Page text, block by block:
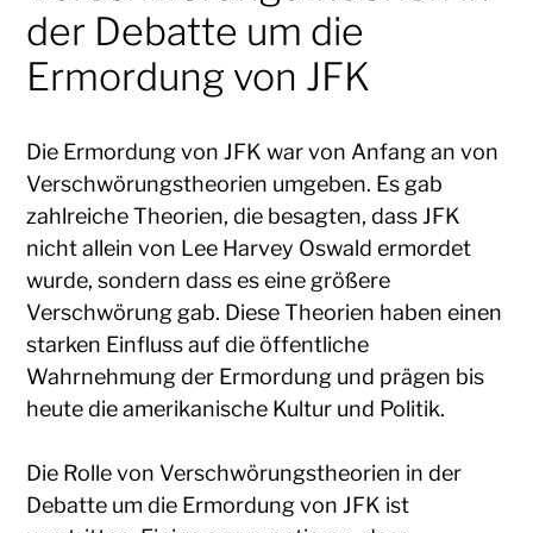
der Debatte um die
Ermordung von JFK
Die Ermordung von JFK war von Anfang an von
Verschwörungstheorien umgeben. Es gab
zahlreiche Theorien, die besagten, dass JFK
nicht allein von Lee Harvey Oswald ermordet
wurde, sondern dass es eine größere
Verschwörung gab. Diese Theorien haben einen
starken Einfluss auf die öffentliche
Wahrnehmung der Ermordung und prägen bis
heute die amerikanische Kultur und Politik.
Die Rolle von Verschwörungstheorien in der
Debatte um die Ermordung von JFK ist